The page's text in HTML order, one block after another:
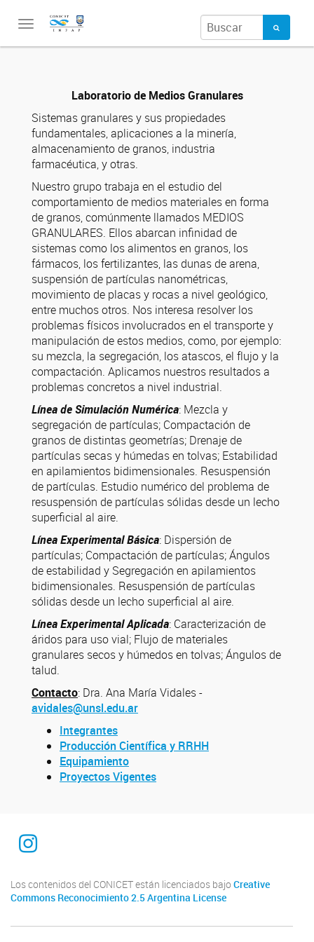
Toggle
Laboratorio de Medios Granulares
Sistemas granulares y sus propiedades
fundamentales, aplicaciones a la minería,
almacenamiento de granos, industria
farmacéutica, y otras.
Nuestro grupo trabaja en el estudio del
comportamiento de medios materiales en forma
de granos, comúnmente llamados MEDIOS
GRANULARES. Ellos abarcan infinidad de
sistemas como los alimentos en granos, los
fármacos, los fertilizantes, las dunas de arena,
suspensión de partículas nanométricas,
movimiento de placas y rocas a nivel geológico,
entre muchos otros. Nos interesa resolver los
problemas físicos involucrados en el transporte y
manipulación de estos medios, como, por ejemplo:
su mezcla, la segregación, los atascos, el flujo y la
compactación. Aplicamos nuestros resultados a
problemas concretos a nivel industrial.
Línea de Simulación Numérica: Mezcla y
segregación de partículas; Compactación de
granos de distintas geometrías; Drenaje de
partículas secas y húmedas en tolvas; Estabilidad
en apilamientos bidimensionales. Resuspensión
de partículas. Estudio numérico del problema de
resuspensión de partículas sólidas desde un lecho
superficial al aire.
Línea Experimental Básica: Dispersión de
partículas; Compactación de partículas; Ángulos
de estabilidad y Segregación en apilamientos
bidimensionales. Resuspensión de partículas
sólidas desde un lecho superficial al aire.
Línea Experimental Aplicada: Caracterización de
áridos para uso vial; Flujo de materiales
granulares secos y húmedos en tolvas; Ángulos de
talud.
Contacto: Dra. Ana María Vidales -
avidales@unsl.edu.ar
Integrantes
Producción Científica y RRHH
Equipamiento
Proyectos Vigentes
Instagram
Los contenidos del CONICET están licenciados bajo Creative
Commons Reconocimiento 2.5 Argentina License